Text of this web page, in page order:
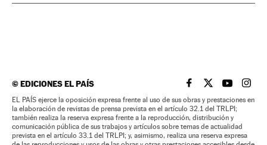
©EDICIONES EL PAÍS EL PAÍS BRASIL EN
EL PAÍSEL PAÍS
EL
EL PAÍS ejerce la oposición expresa frente al uso de sus obras y prestaciones en
la elaboración de revistas de prensa prevista en el artículo 32.1 del TRLPI;
también realiza la reserva expresa frente a la reproducción, distribución y
comunicación pública de sus trabajos y artículos sobre temas de actualidad
prevista en el artículo 33.1 del TRLPI; y, asimismo, realiza una reserva expresa